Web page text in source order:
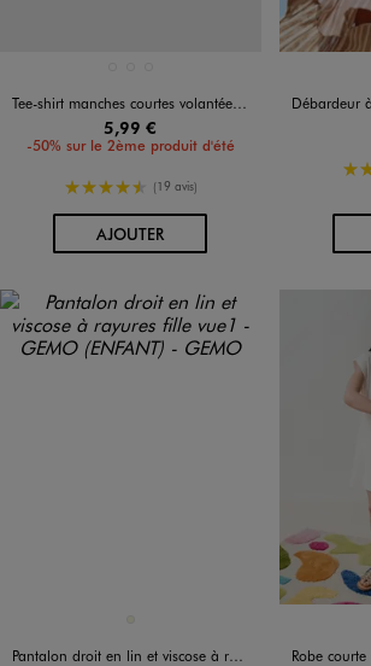
Tee-shirt manches courtes volantées fille
5,99 €
-50% sur le 2ème produit d'été
4.5/5 de moyenne
(19 avis)
AJOUTERAU PANIER
Débardeur à
Pantalon droit en lin et viscose à rayures fille Robe courte